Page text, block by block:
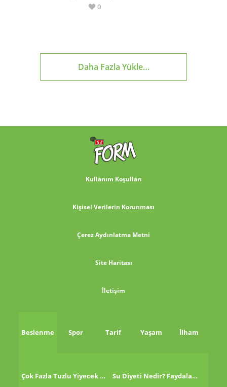
0
Daha Fazla Yükle…
Kullanım Koşulları
Kişisel Verilerin Korunması
Çerez Aydınlatma Metni
Site Haritası
İletişim
Beslenme Spor Tarif Yaşam İlham
Çok Fazla Tuzlu Yiyecek Tükettikten Sonra Ne Yapmalı? Su Diyeti Nedir? Faydaları Nelerdir?